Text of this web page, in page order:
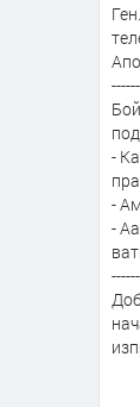
-
-
-